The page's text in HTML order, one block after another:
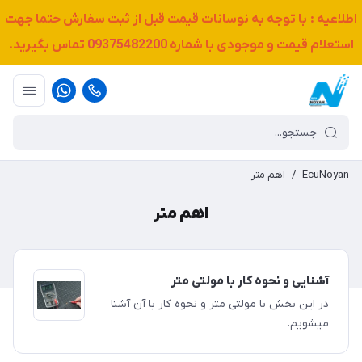
اطلاعیه : با توجه به نوسانات قیمت قبل از ثبت سفارش حتما جهت
استعلام قیمت و موجودی با شماره09375482200 تماس بگیرید.
EcuNoyan
/ اهم متر
اهم متر
آشنایی و نحوه کار با مولتی متر
در این بخش با مولتی متر و نحوه کار با آن آشنا
میشویم.